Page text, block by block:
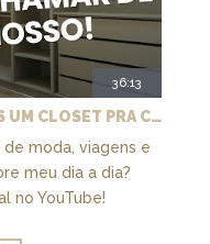
36:13
EP. 6: A SAGA DA CASA - TEMOS UM CLOSET PRA CHAMAR DE NOSSO + MARCENARIA E PAISAGISMO
moda, viagens e
meu dia a dia?
no YouTube!